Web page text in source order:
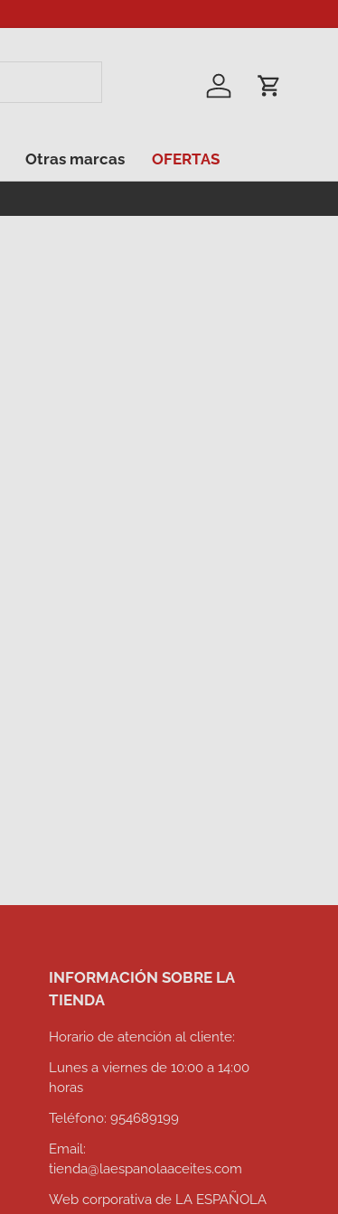
Iniciar sesión
Carrito
Otras marcas OFERTAS
INFORMACIÓN SOBRE LA
TIENDA
Horario de atención al cliente:
Lunes a viernes de 10:00 a 14:00
horas
Teléfono: 954689199
Email:
tienda@laespanolaaceites.com
Web corporativa de LA ESPAÑOLA